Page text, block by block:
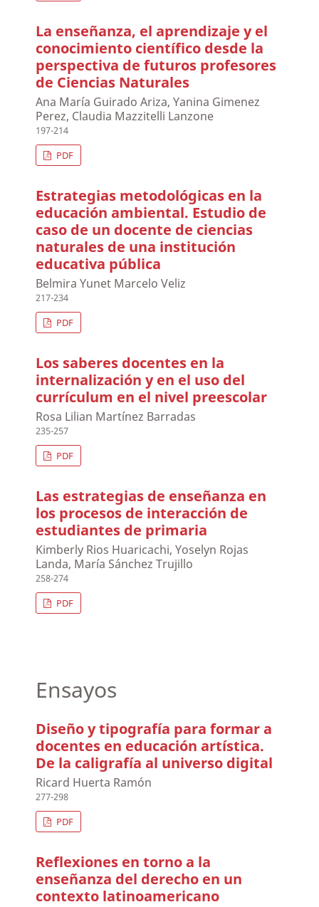
La enseñanza, el aprendizaje y el
conocimiento científico desde la
perspectiva de futuros profesores
de Ciencias Naturales
Ana María Guirado Ariza, Yanina Gimenez
Perez, Claudia Mazzitelli Lanzone
197-214
PDF
Estrategias metodológicas en la
educación ambiental. Estudio de
caso de un docente de ciencias
naturales de una institución
educativa pública
Belmira Yunet Marcelo Veliz
217-234
PDF
Los saberes docentes en la
internalización y en el uso del
currículum en el nivel preescolar
Rosa Lilian Martínez Barradas
235-257
PDF
Las estrategias de enseñanza en
los procesos de interacción de
estudiantes de primaria
Kimberly Rios Huaricachi, Yoselyn Rojas
Landa, María Sánchez Trujillo
258-274
PDF
Ensayos
Diseño y tipografía para formar a
docentes en educación artística.
De la caligrafía al universo digital
Ricard Huerta Ramón
277-298
PDF
Reflexiones en torno a la
enseñanza del derecho en un
contexto latinoamericano